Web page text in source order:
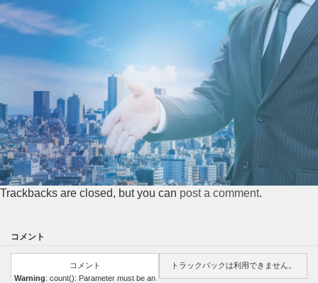
Trackbacks are closed, but you can post a comment.
コメント
コメント
Warning: count(): Parameter must be an
トラックバックは利用できません。